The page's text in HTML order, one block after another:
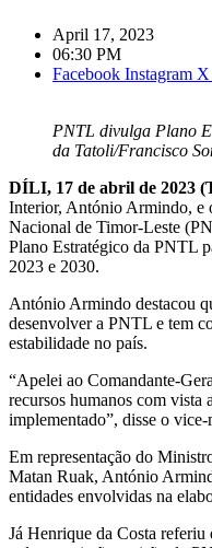
April 17, 2023
06:30 PM
Facebook Instagram X
PNTL divulga Plano
da Tatoli/Francisco
DÍLI, 17 de abril de 2023
Interior, António Armindo, e
Nacional de Timor-Leste
Plano Estratégico da PNTL
2023 e 2030.
António Armindo destacou
desenvolver a PNTL e tem
estabilidade no país.
“Apelei ao Comandante-
recursos humanos com vista
implementado”, disse o
Em representação do
Matan Ruak, António
entidades envolvidas na
Já Henrique da Costa